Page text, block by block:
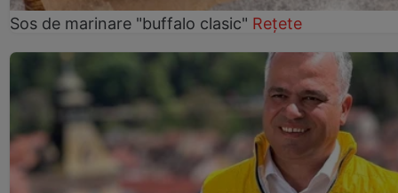
Sos de marinare "buffalo clasic" Rețete